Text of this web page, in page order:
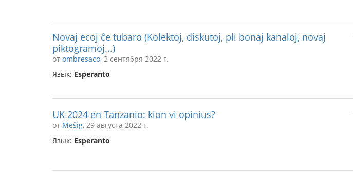
Novaj ecoj ĉe tubaro (Kolektoj, diskutoj, pli bonaj kanaloj, novaj
piktogramoj...)
от ombresaco, 2 сентября 2022 г.
Язык: Esperanto
UK 2024 en Tanzanio: kion vi opinius?
от Meŝig, 29 августа 2022 г.
Язык: Esperanto